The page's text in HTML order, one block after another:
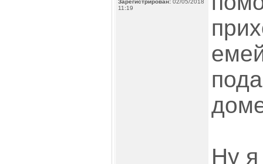
Зарегистрирован: 02/05/2018
11:19
Ну